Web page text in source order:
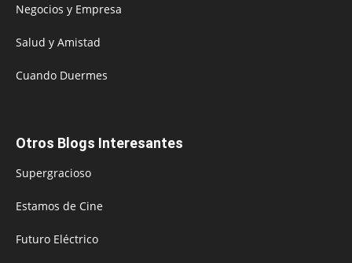
Negocios y Empresa
Salud y Amistad
Cuando Duermes
Otros Blogs Interesantes
Supergracioso
Estamos de Cine
Futuro Eléctrico